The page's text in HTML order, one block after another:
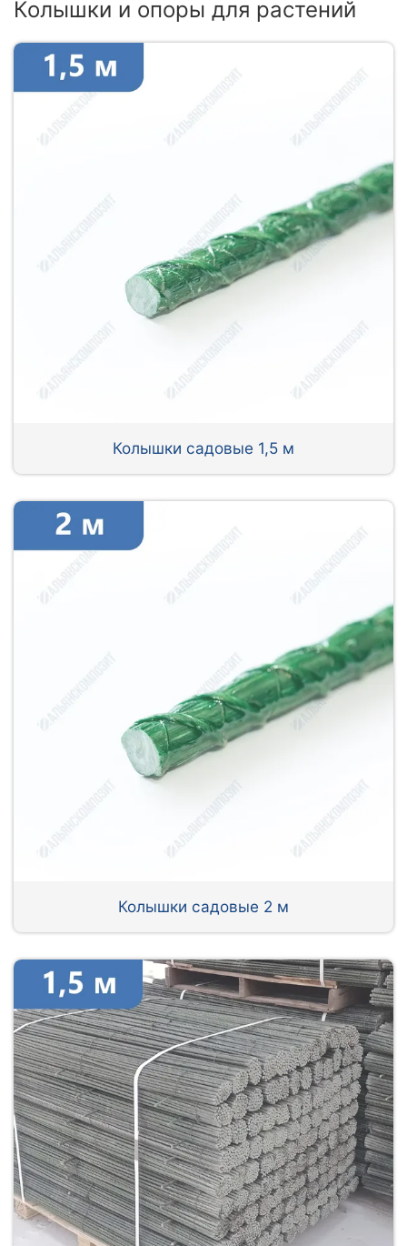
Колышки и опоры для растений
Колышки садовые 1,5 м
Колышки садовые 2 м